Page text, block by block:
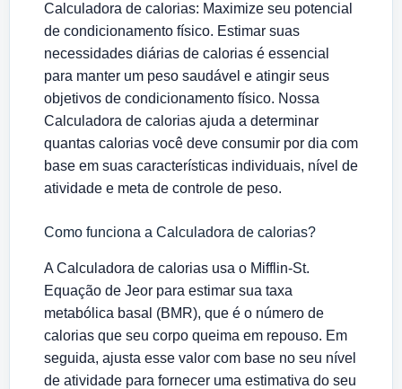
Calculadora de calorias: Maximize seu potencial
de condicionamento físico. Estimar suas
necessidades diárias de calorias é essencial
para manter um peso saudável e atingir seus
objetivos de condicionamento físico. Nossa
Calculadora de calorias ajuda a determinar
quantas calorias você deve consumir por dia com
base em suas características individuais, nível de
atividade e meta de controle de peso.
Como funciona a Calculadora de calorias?
A Calculadora de calorias usa o Mifflin-St.
Equação de Jeor para estimar sua taxa
metabólica basal (BMR), que é o número de
calorias que seu corpo queima em repouso. Em
seguida, ajusta esse valor com base no seu nível
de atividade para fornecer uma estimativa do seu